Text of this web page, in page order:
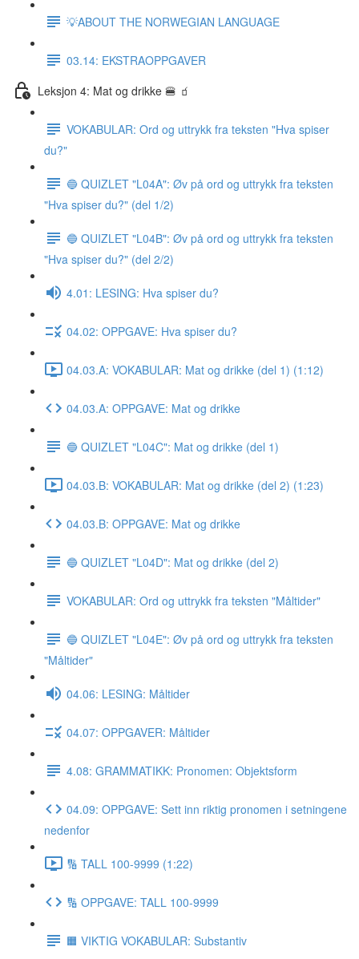
💡ABOUT THE NORWEGIAN LANGUAGE
03.14: EKSTRAOPPGAVER
Leksjon 4: Mat og drikke 🍔 🧃
VOKABULAR: Ord og uttrykk fra teksten "Hva spiser
du?"
🔵 QUIZLET "L04A": Øv på ord og uttrykk fra teksten
"Hva spiser du?" (del 1/2)
🔵 QUIZLET "L04B": Øv på ord og uttrykk fra teksten
"Hva spiser du?" (del 2/2)
4.01: LESING: Hva spiser du?
04.02: OPPGAVE: Hva spiser du?
04.03.A: VOKABULAR: Mat og drikke (del 1) (1:12)
04.03.A: OPPGAVE: Mat og drikke
🔵 QUIZLET "L04C": Mat og drikke (del 1)
04.03.B: VOKABULAR: Mat og drikke (del 2) (1:23)
04.03.B: OPPGAVE: Mat og drikke
🔵 QUIZLET "L04D": Mat og drikke (del 2)
VOKABULAR: Ord og uttrykk fra teksten "Måltider"
🔵 QUIZLET "L04E": Øv på ord og uttrykk fra teksten
"Måltider"
04.06: LESING: Måltider
04.07: OPPGAVER: Måltider
4.08: GRAMMATIKK: Pronomen: Objektsform
04.09: OPPGAVE: Sett inn riktig pronomen i setningene
nedenfor
🔢 TALL 100-9999 (1:22)
🔢 OPPGAVE: TALL 100-9999
🟧 VIKTIG VOKABULAR: Substantiv